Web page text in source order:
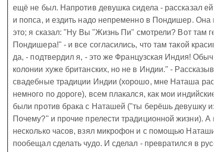
ещё не был. Напротив девушка сидела - рассказал ей,
и попса, и ездить надо непременно в Пондишер. Она не
это; я сказал: "Ну Вы "Жизнь Пи" смотрели? Вот там
Пондишера!" - и все согласились, что там такой
да, - подтвердил я, - это же Французская Индия!
колонии хуже британских, но не в Индии." -
свадебные традиции Индии (хорошо, мне Наташа
немного по дороге), всем плакался, как мои индийские
были против брака с Наташей ("ты берёшь девушку из
Почему?" и прочие прелести традиционной жизни). А
несколько часов, взял микрофон и с помощью Наташи-
пообещал сделать чудо. И сделал - превратился в